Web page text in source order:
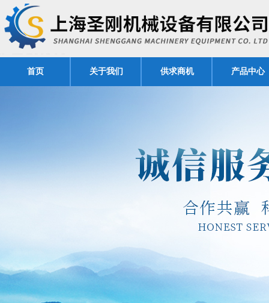
首页 关于我们 供求商机 产品中心